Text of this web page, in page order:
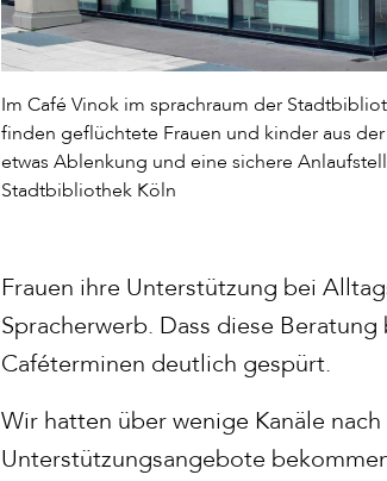
Im Café Vinok im sprachraum der
finden geflüchtete Frauen und kinder aus der
etwas Ablenkung und eine sichere
Stadtbibliothek Köln
Frauen ihre Unterstützung bei
Spracherwerb. Dass diese
Caféterminen deutlich gespürt.
Wir hatten über wenige Kanäle
Unterstützungsangebote